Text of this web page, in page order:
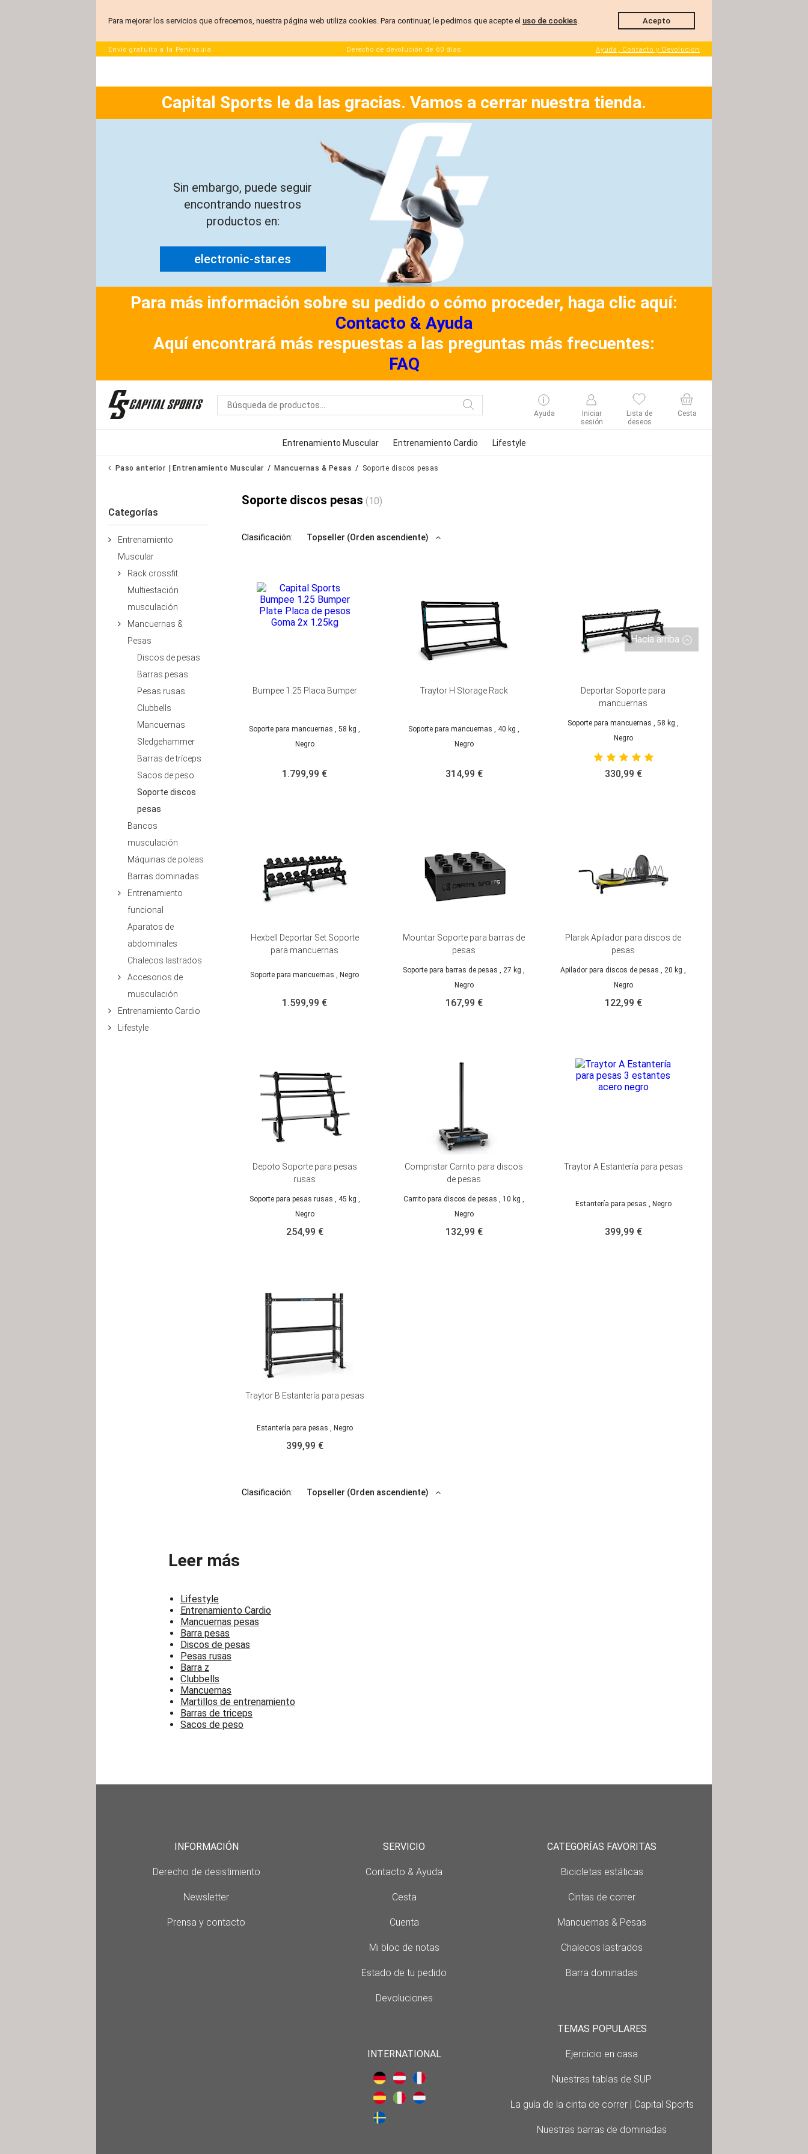
Capital Sports le da las gracias. Vamos a cerrar nuestra tienda.
Sin embargo, puede seguir
encontrando nuestros
productos en:
electronic-star.es
Para más información sobre su pedido o cómo proceder, haga clic aquí:
Contacto & Ayuda
Aquí encontrará más respuestas a las preguntas más frecuentes:
FAQ
Ayuda
Iniciar
sesión
Lista de
deseos
Cesta
Entrenamiento Muscular Entrenamiento Cardio Lifestyle
Paso anterior Entrenamiento Muscular Mancuernas & Pesas Soporte discos pesas
Categorías
Entrenamiento
Muscular
Rack crossfit
Multiestación
musculación
Mancuernas &
Pesas
Discos de pesas
Barras pesas
Pesas rusas
Clubbells
Mancuernas
Sledgehammer
Barras de tríceps
Sacos de peso
Soporte discos
pesas
Bancos
musculación
Máquinas de poleas
Barras dominadas
Entrenamiento
funcional
Aparatos de
abdominales
Chalecos lastrados
Accesorios de
musculación
Entrenamiento Cardio
Lifestyle
Soporte discos pesas (10)
Clasificación: Topseller (Orden ascendiente)
Bumpee 1.25 Placa Bumper
Soporte para mancuernas , 58 kg ,
Negro
1.799,99 €
Traytor H Storage Rack
Soporte para mancuernas , 40 kg ,
Negro
314,99 €
Deportar Soporte para
mancuernas
Soporte para mancuernas , 58 kg ,
Negro
330,99 €
Hexbell Deportar Set Soporte
para mancuernas
Soporte para mancuernas , Negro
1.599,99 €
Mountar Soporte para barras de
pesas
Soporte para barras de pesas , 27 kg ,
Negro
167,99 €
Plarak Apilador para discos de
pesas
Apilador para discos de pesas , 20 kg ,
Negro
122,99 €
Depoto Soporte para pesas
rusas
Soporte para pesas rusas , 45 kg ,
Negro
254,99 €
Compristar Carrito para discos
de pesas
Carrito para discos de pesas , 10 kg ,
Negro
132,99 €
Traytor A Estantería para pesas
Estantería para pesas , Negro
399,99 €
Traytor B Estantería para pesas
Estantería para pesas , Negro
399,99 €
Clasificación: Topseller (Orden ascendiente)
Leer más
Lifestyle
Entrenamiento Cardio
Mancuernas pesas
Barra pesas
Discos de pesas
Pesas rusas
Barra z
Clubbells
Mancuernas
Martillos de entrenamiento
Barras de triceps
Sacos de peso
INFORMACIÓN
Derecho de desistimiento
Newsletter
Prensa y contacto
SERVICIO
Contacto & Ayuda
Cesta
Cuenta
Mi bloc de notas
Estado de tu pedido
Devoluciones
INTERNATIONAL
CATEGORÍAS FAVORITAS
Bicicletas estáticas
Cintas de correr
Mancuernas & Pesas
Chalecos lastrados
Barra dominadas
TEMAS POPULARES
Ejercicio en casa
Nuestras tablas de SUP
La guía de la cinta de correr | Capital Sports
Nuestras barras de dominadas
Envío gratuito a la Península Derecho de devolución de 60 días Ayuda, Contacto y Devolución
Para mejorar los servicios que ofrecemos, nuestra página web utiliza cookies. Para continuar, le pedimos que acepte el uso de cookies. Acepto
Hacia arriba